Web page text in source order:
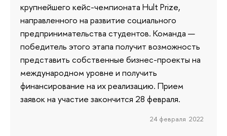
крупнейшего кейс-чемпионата Hult Prize,
направленного на развитие социального
предпринимательства студентов. Команда —
победитель этого этапа получит возможность
представить собственные бизнес-проекты на
международном уровне и получить
финансирование на их реализацию. Прием
заявок на участие закончится 28 февраля.
24 февраля 2022